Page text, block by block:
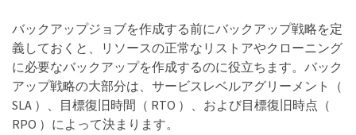
バックアップジョブを作成する前にバックアップ戦略を定
義しておくと、リソースの正常なリストアやクローニング
に必要なバックアップを作成するのに役立ちます。バック
アップ戦略の大部分は、サービスレベルアグリーメント（
SLA ）、目標復旧時間（ RTO ）、および目標復旧時点（
RPO ）によって決まります。